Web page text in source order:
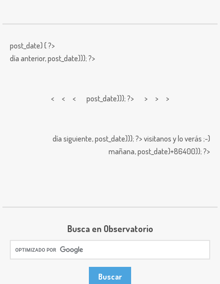
post_date) { ?>
día anterior,post_date))); ?>
< < < post_date))); ?> > > >
día siguiente,post_date))); ?> visitanos y lo verás ;-)
mañana,post_date)+86400)); ?>
Busca en Observatorio